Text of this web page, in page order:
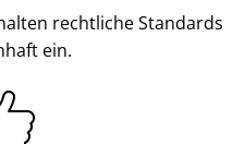
rechtliche Standards
ein.